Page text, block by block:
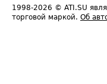
1998-2026 © ATI.SU
торговой маркой. Об